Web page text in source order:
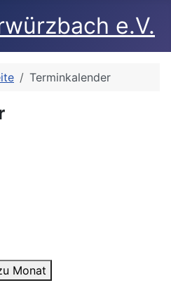
e.V.
Terminkalender
Monat